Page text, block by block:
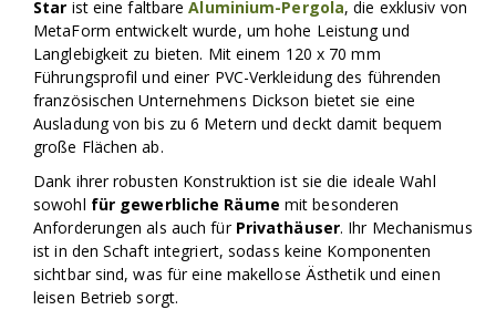
Star ist eine faltbareAluminium-Pergola, die exklusiv von
MetaForm entwickelt wurde, um hohe Leistung und
Langlebigkeit zu bieten. Mit einem 120 x 70 mm
Führungsprofil und einer PVC-Verkleidung des führenden
französischen Unternehmens Dickson bietet sie eine
Ausladung von bis zu 6 Metern und deckt damit bequem
große Flächen ab.
Dank ihrer robusten Konstruktion ist sie die ideale Wahl
sowohl für gewerbliche Räume mit besonderen
Anforderungen als auch für Privathäuser. Ihr Mechanismus
ist in den Schaft integriert, sodass keine Komponenten
sichtbar sind, was für eine makellose Ästhetik und einen
leisen Betrieb sorgt.